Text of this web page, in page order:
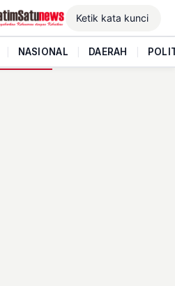
NASIONAL DAERAH